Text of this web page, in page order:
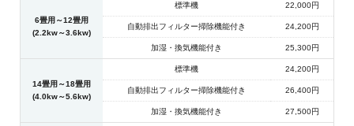
6畳用～12畳用
(2.2kw～3.6kw)
標準機 22,000円
自動排出フィルター掃除機能付き 24,200円
加湿・換気機能付き 25,300円
14畳用～18畳用
(4.0kw～5.6kw)
標準機 24,200円
自動排出フィルター掃除機能付き 26,400円
加湿・換気機能付き 27,500円